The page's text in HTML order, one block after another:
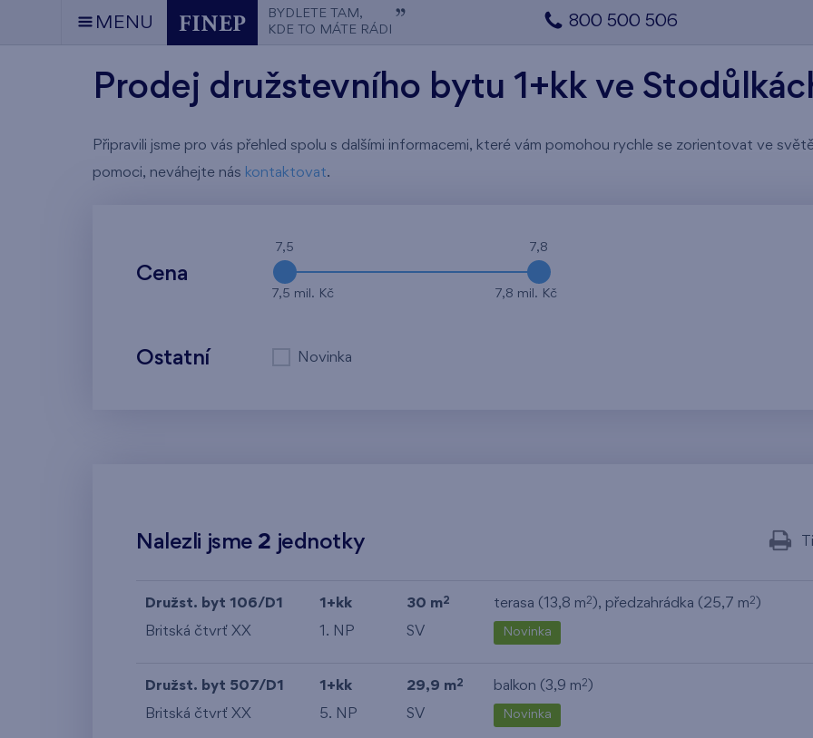
MENU
BYDLETE TAM,
KDE TO MÁTE RÁDI
800 500 506
Prodej družstevního bytu 1+kk ve
Připravili jsme pro vás přehled spolu s dalšími informacemi, které vám pomohou rychle se zorientovat ve
pomoci, neváhejte nás kontaktovat.
Cena
7,5 7,8
7,5 mil. Kč 7,8 mil. Kč
Ostatní Novinka
Nalezli jsme 2 jednotky
Družst. byt 106/D1 1+kk 30 m2 terasa (13,8 m2 ), předzahrádka (25,7 m2 )
Britská čtvrť XX 1. NP SV Novinka
Družst. byt 507/D1 1+kk 29,9 m2 balkon (3,9 m2 )
Britská čtvrť XX 5. NP SV Novinka